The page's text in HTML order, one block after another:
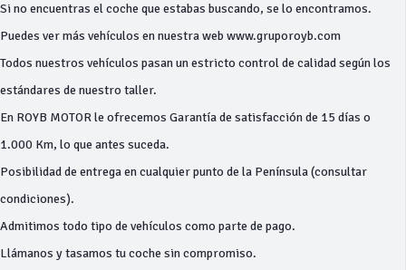
Si no encuentras el coche que estabas buscando, se lo encontramos.
Puedes ver más vehículos en nuestra web www.gruporoyb.com
Todos nuestros vehículos pasan un estricto control de calidad según los
estándares de nuestro taller.
En ROYB MOTOR le ofrecemos Garantía de satisfacción de 15 días o
1.000 Km, lo que antes suceda.
Posibilidad de entrega en cualquier punto de la Península (consultar
condiciones).
Admitimos todo tipo de vehículos como parte de pago.
Llámanos y tasamos tu coche sin compromiso.